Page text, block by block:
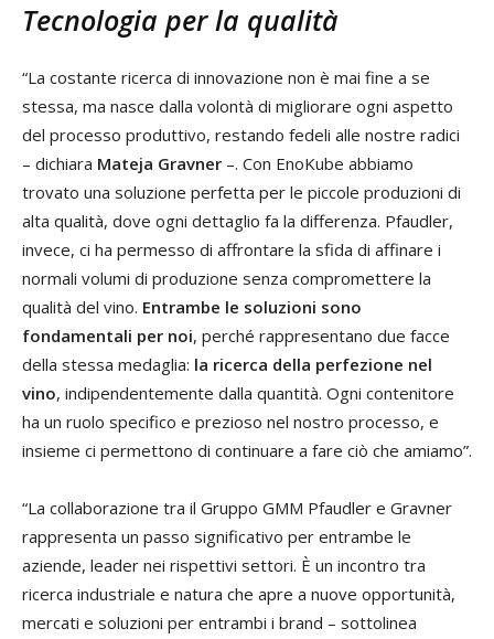
Tecnologia per la qualità
“La costante ricerca di innovazione non è mai fine a se
stessa, ma nasce dalla volontà di migliorare ogni aspetto
del processo produttivo, restando fedeli alle nostre radici
– dichiara Mateja Gravner –. Con EnoKube abbiamo
trovato una soluzione perfetta per le piccole produzioni di
alta qualità, dove ogni dettaglio fa la differenza. Pfaudler,
invece, ci ha permesso di affrontare la sfida di affinare i
normali volumi di produzione senza compromettere la
qualità del vino. Entrambe le soluzioni sono
fondamentali per noi, perché rappresentano due facce
della stessa medaglia: la ricerca della perfezione nel
vino, indipendentemente dalla quantità. Ogni contenitore
ha un ruolo specifico e prezioso nel nostro processo, e
insieme ci permettono di continuare a fare ciò che amiamo”.
“La collaborazione tra il Gruppo GMM Pfaudler e Gravner
rappresenta un passo significativo per entrambe le
aziende, leader nei rispettivi settori. È un incontro tra
ricerca industriale e natura che apre a nuove opportunità,
mercati e soluzioni per entrambi i brand – sottolinea